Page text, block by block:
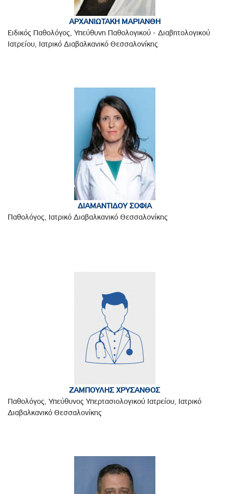
ΑΡΧΑΝΙΩΤΑΚΗ ΜΑΡΙΑΝΘΗ
Ειδικός Παθολόγος, Υπεύθυνη Παθολογικού - Διαβητολογικού
Ιατρείου, Ιατρικό Διαβαλκανικό Θεσσαλονίκης
ΔΙΑΜΑΝΤΙΔΟΥ ΣΟΦΙΑ
Παθολόγος, Ιατρικό Διαβαλκανικό Θεσσαλονίκης
ΖΑΜΠΟΥΛΗΣ ΧΡΥΣΑΝΘΟΣ
Παθολόγος, Υπεύθυνος Υπερτασιολογικού Ιατρείου, Ιατρικό
Διαβαλκανικό Θεσσαλονίκης